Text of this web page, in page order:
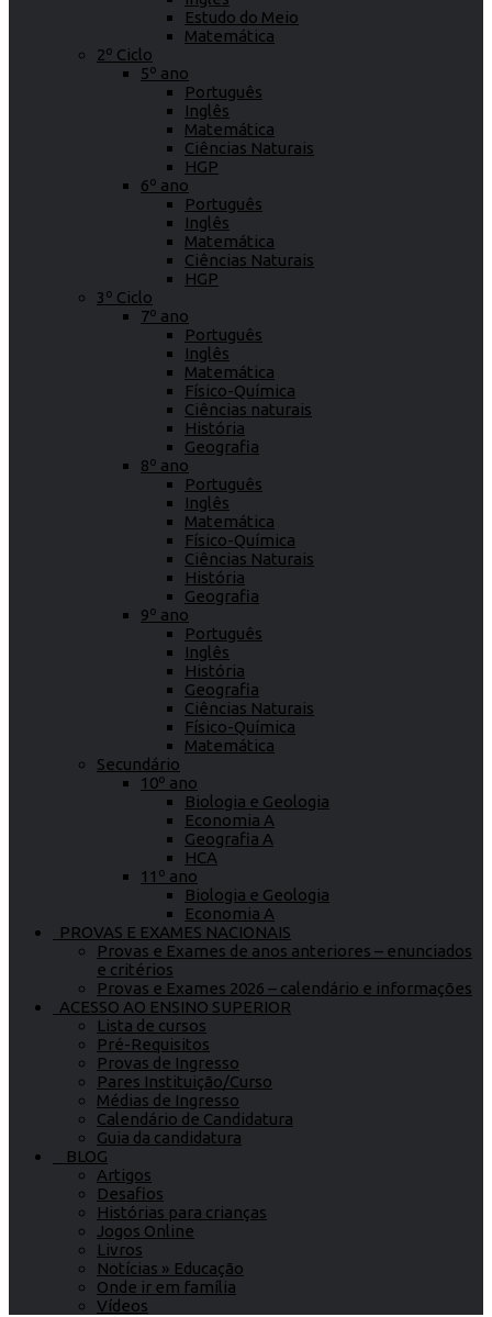
Estudo do Meio
Matemática
2º Ciclo
5º ano
Português
Inglês
Matemática
Ciências Naturais
HGP
6º ano
Português
Inglês
Matemática
Ciências Naturais
HGP
3º Ciclo
7º ano
Português
Inglês
Matemática
Físico-Química
Ciências naturais
História
Geografia
8º ano
Português
Inglês
Matemática
Físico-Química
Ciências Naturais
História
Geografia
9º ano
Português
Inglês
História
Geografia
Ciências Naturais
Físico-Química
Matemática
Secundário
10º ano
Biologia e Geologia
Economia A
Geografia A
HCA
11º ano
Biologia e Geologia
Economia A
PROVAS E EXAMES NACIONAIS
Provas e Exames de anos anteriores – enunciados
e critérios
Provas e Exames 2026 – calendário e informações
ACESSO AO ENSINO SUPERIOR
Lista de cursos
Pré-Requisitos
Provas de Ingresso
Pares Instituição/Curso
Médias de Ingresso
Calendário de Candidatura
Guia da candidatura
BLOG
Artigos
Desafios
Histórias para crianças
Jogos Online
Livros
Notícias » Educação
Onde ir em família
Vídeos